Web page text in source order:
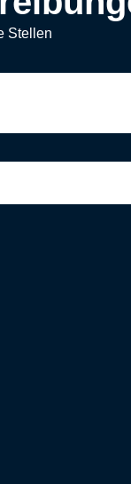
Stellen